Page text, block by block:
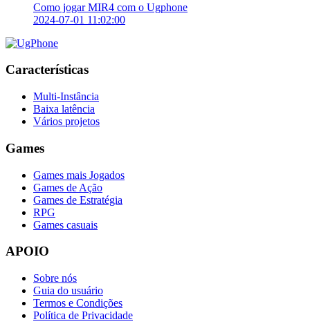
Como jogar MIR4 com o Ugphone
2024-07-01 11:02:00
Características
Multi-Instância
Baixa latência
Vários projetos
Games
Games mais Jogados
Games de Ação
Games de Estratégia
RPG
Games casuais
APOIO
Sobre nós
Guia do usuário
Termos e Condições
Política de Privacidade